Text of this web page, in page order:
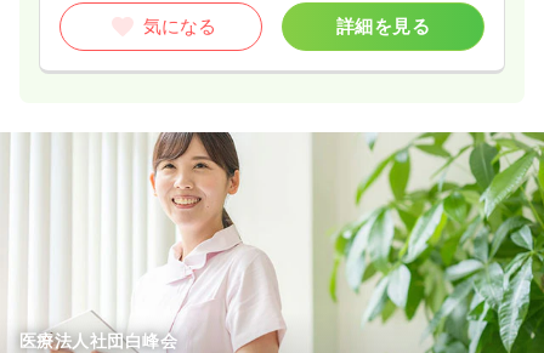
気になる 詳細を見る
医療法人社団白峰会